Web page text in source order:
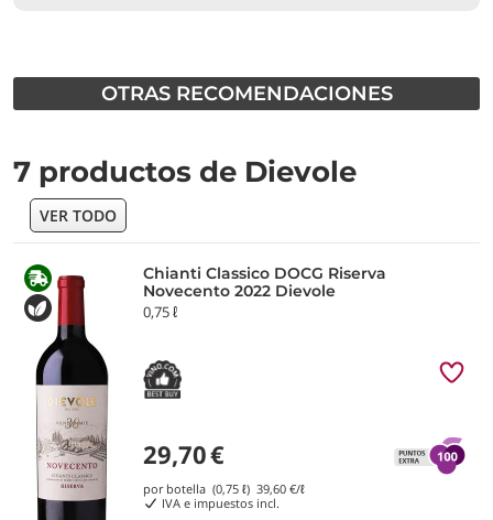
OTRAS RECOMENDACIONES
7 productos de Dievole
VER TODO
Chianti Classico DOCG Riserva
Novecento 2022 Dievole
0,75 ℓ
29,70€
por botella (0,75 ℓ) 39,60 €/ℓ
IVA e impuestos incl.